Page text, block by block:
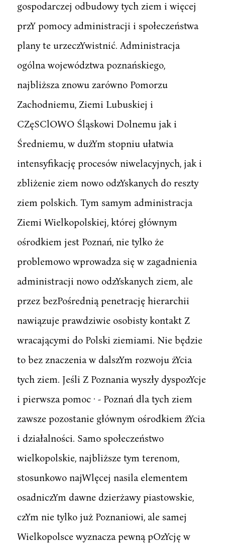
gospodarczej odbudowy tych ziem i więcej
przY pomocy administracji i społeczeństwa
plany te urzeczYwistnić. Administracja
ogólna województwa poznańskiego,
najbliższa znowu zarówno Pomorzu
Zachodniemu, Ziemi Lubuskiej i
CZęSClOWO Śląskowi Dolnemu jak i
Średniemu, w dużYm stopniu ułatwia
intensyfikację procesów niwelacyjnych, jak i
zbliżenie ziem nowo odzYskanych do reszty
ziem polskich. Tym samym administracja
Ziemi Wielkopolskiej, której głównym
ośrodkiem jest Poznań, nie tylko że
problemowo wprowadza się w zagadnienia
administracji nowo odzYskanych ziem, ale
przez bezPośrednią penetrację hierarchii
nawiązuje prawdziwie osobisty kontakt Z
wracającymi do Polski ziemiami. Nie będzie
to bez znaczenia w dalszYm rozwoju żYcia
tych ziem. Jeśli Z Poznania wyszły dyspozYcje
i pierwsza pomoc · - Poznań dla tych ziem
zawsze pozostanie głównym ośrodkiem żYcia
i działalności. Samo społeczeństwo
wielkopolskie, najbliższe tym terenom,
stosunkowo najWlęcej nasila elementem
osadniczYm dawne dzierżawy piastowskie,
czYm nie tylko już Poznaniowi, ale samej
Wielkopolsce wyznacza pewną pOzYcję w